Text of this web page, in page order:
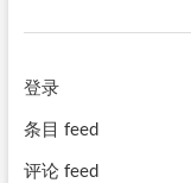
登录
条目 feed
评论 feed